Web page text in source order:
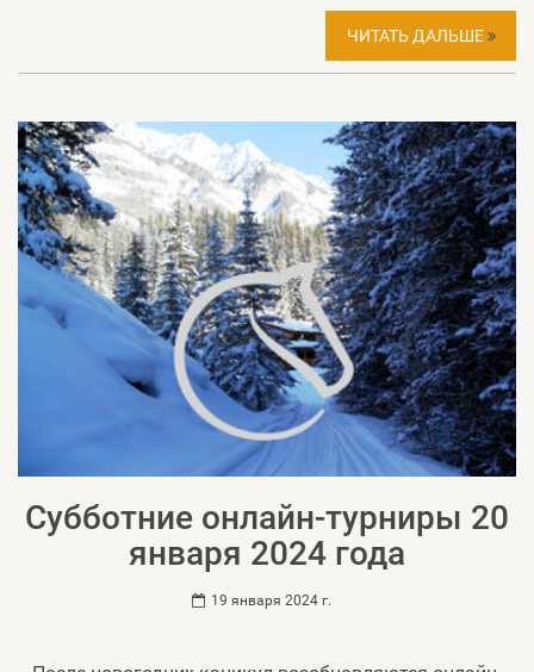
ЧИТАТЬ ДАЛЬШЕ
Субботние онлайн-турниры 20
января 2024 года
19 января 2024 г.